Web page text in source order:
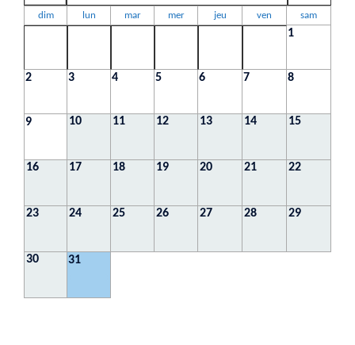
dim lun mar mer jeu ven sam
1
2 3 4 5 6 7 8
9 10 11 12 13 14 15
16 17 18 19 20 21 22
23 24 25 26 27 28 29
30 31